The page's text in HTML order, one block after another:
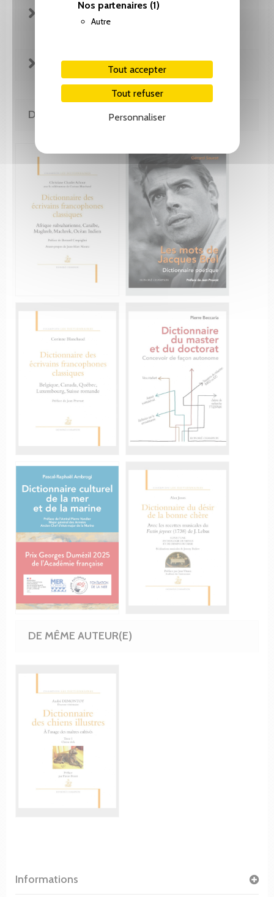
Nos partenaires (1)
Autre
Tout accepter
Tout refuser
Personnaliser
REVUE DE PRESSE
EXTRAITS
DE LA MÊME COLLECTION
DE MÊME AUTEUR(E)
Informations